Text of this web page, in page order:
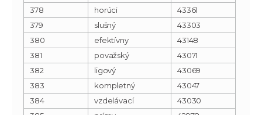
378
horúci
43361
379
slušný
43303
380
efektívny
43148
381
považský
43071
382
ligový
43069
383
kompletný
43047
384
vzdelávací
43030